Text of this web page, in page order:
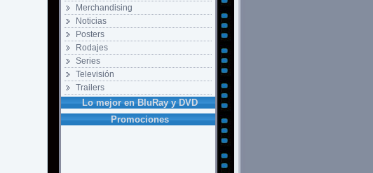
Merchandising
Noticias
Posters
Rodajes
Series
Televisión
Trailers
Lo mejor en BluRay y DVD
Promociones